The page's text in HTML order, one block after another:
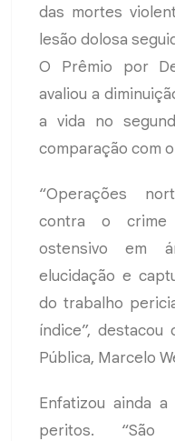
das mortes
lesão dolosa
O Prêmio por
avaliou a
a vida no
comparação com
“Operações
contra o crime
ostensivo em
elucidação e
do trabalho
índice”, destacou
Pública, Marcelo
Enfatizou ainda
peritos. “São